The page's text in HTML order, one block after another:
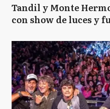
Tandil y Monte
con show de luces y